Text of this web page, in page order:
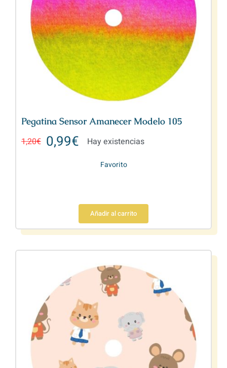
Pegatina Sensor Amanecer Modelo 105
1,20€ 0,99€ Hay existencias
Favorito
Añadir al carrito